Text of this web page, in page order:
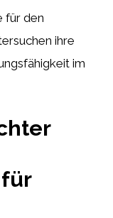
für den
ihre
im